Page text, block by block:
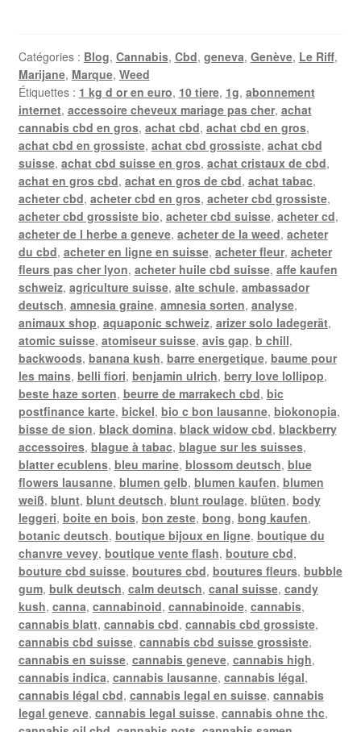
Catégories : Blog, Cannabis, Cbd, geneva, Genève, Le Riff,
Marijane, Marque, Weed
Étiquettes : 1 kg d or en euro, 10 tiere, 1g, abonnement
internet, accessoire cheveux mariage pas cher, achat
cannabis cbd en gros, achat cbd, achat cbd en gros,
achat cbd en grossiste, achat cbd grossiste, achat cbd
suisse, achat cbd suisse en gros, achat cristaux de cbd,
achat en gros cbd, achat en gros de cbd, achat tabac,
acheter cbd, acheter cbd en gros, acheter cbd grossiste,
acheter cbd grossiste bio, acheter cbd suisse, acheter cd,
acheter de l herbe a geneve, acheter de la weed, acheter
du cbd, acheter en ligne en suisse, acheter fleur, acheter
fleurs pas cher lyon, acheter huile cbd suisse, affe kaufen
schweiz, agriculture suisse, alte schule, ambassador
deutsch, amnesia graine, amnesia sorten, analyse,
animaux shop, aquaponic schweiz, arizer solo ladegerät,
atomic suisse, atomiseur suisse, avis gap, b chill,
backwoods, banana kush, barre energetique, baume pour
les mains, belli fiori, benjamin ulrich, berry love lollipop,
beste haze sorten, beurre de marrakech cbd, bic
postfinance karte, bickel, bio c bon lausanne, biokonopia,
bisse de sion, black domina, black widow cbd, blackberry
accessoires, blague à tabac, blague sur les suisses,
blatter ecublens, bleu marine, blossom deutsch, blue
flowers lausanne, blumen gelb, blumen kaufen, blumen
weiß, blunt, blunt deutsch, blunt roulage, blüten, body
leggeri, boite en bois, bon zeste, bong, bong kaufen,
botanic deutsch, boutique bijoux en ligne, boutique du
chanvre vevey, boutique vente flash, bouture cbd,
bouture cbd suisse, boutures cbd, boutures fleurs, bubble
gum, bulk deutsch, calm deutsch, canal suisse, candy
kush, canna, cannabinoid, cannabinoide, cannabis,
cannabis blatt, cannabis cbd, cannabis cbd grossiste,
cannabis cbd suisse, cannabis cbd suisse grossiste,
cannabis en suisse, cannabis geneve, cannabis high,
cannabis indica, cannabis lausanne, cannabis légal,
cannabis légal cbd, cannabis legal en suisse, cannabis
legal geneve, cannabis legal suisse, cannabis ohne thc,